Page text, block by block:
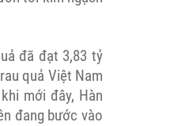
đã đạt 3,83 tỷ
quả Việt Nam
mới đây, Hàn
đang bước vào